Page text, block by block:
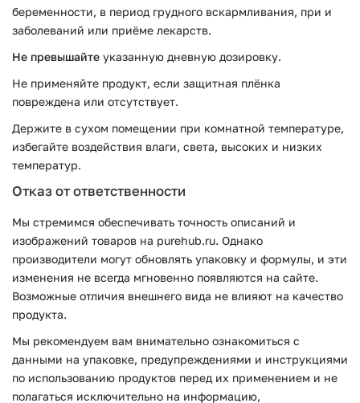
беременности, в период грудного вскармливания, при и
заболеваний или приёме лекарств.
Не превышайте указанную дневную дозировку.
Не применяйте продукт, если защитная плёнка
повреждена или отсутствует.
Держите в сухом помещении при комнатной температуре,
избегайте воздействия влаги, света, высоких и низких
температур.
Отказ от ответственности
Мы стремимся обеспечивать точность описаний и
изображений товаров на purehub.ru. Однако
производители могут обновлять упаковку и формулы, и эти
изменения не всегда мгновенно появляются на сайте.
Возможные отличия внешнего вида не влияют на качество
продукта.
Мы рекомендуем вам внимательно ознакомиться с
данными на упаковке, предупреждениями и инструкциями
по использованию продуктов перед их применением и не
полагаться исключительно на информацию,